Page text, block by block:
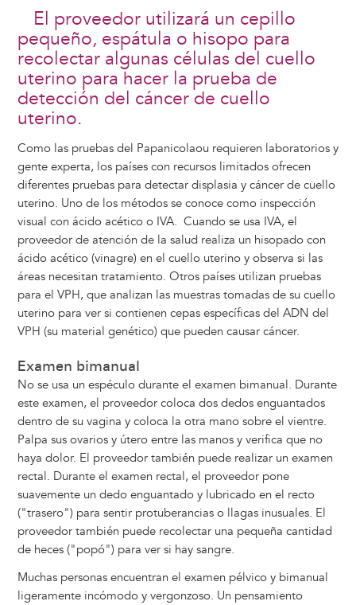
El proveedor utilizará un cepillo
pequeño, espátula o hisopo para
recolectar algunas células del cuello
uterino para hacer la prueba de
detección del cáncer de cuello
uterino.
Como las pruebas del Papanicolaou requieren laboratorios y
gente experta, los países con recursos limitados ofrecen
diferentes pruebas para detectar displasia y cáncer de cuello
uterino. Uno de los métodos se conoce como inspección
visual con ácido acético o IVA. Cuando se usa IVA, el
proveedor de atención de la salud realiza un hisopado con
ácido acético (vinagre) en el cuello uterino y observa si las
áreas necesitan tratamiento. Otros países utilizan pruebas
para el VPH, que analizan las muestras tomadas de su cuello
uterino para ver si contienen cepas específicas del ADN del
VPH (su material genético) que pueden causar cáncer.
Examen bimanual
No se usa un espéculo durante el examen bimanual. Durante
este examen, el proveedor coloca dos dedos enguantados
dentro de su vagina y coloca la otra mano sobre el vientre.
Palpa sus ovarios y útero entre las manos y verifica que no
haya dolor. El proveedor también puede realizar un examen
rectal. Durante el examen rectal, el proveedor pone
suavemente un dedo enguantado y lubricado en el recto
("trasero") para sentir protuberancias o llagas inusuales. El
proveedor también puede recolectar una pequeña cantidad
de heces ("popó") para ver si hay sangre.
Muchas personas encuentran el examen pélvico y bimanual
ligeramente incómodo y vergonzoso. Un pensamiento